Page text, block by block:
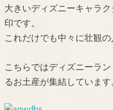
大きいディズニーキャラ
印です。
これだけでも中々に壮観の
こちらではディズニーラ
るお土産が集結しています